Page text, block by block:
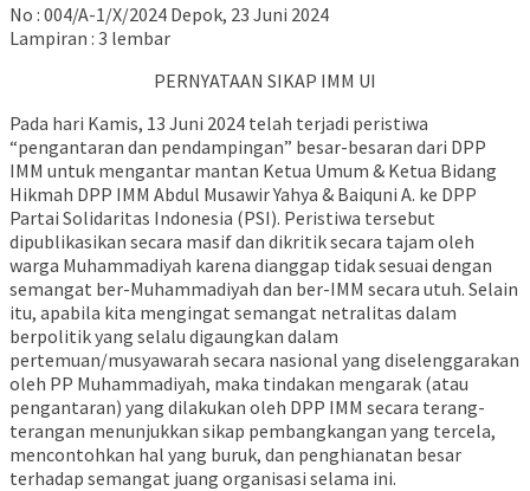
No : 004/A-1/X/2024 Depok, 23 Juni 2024
Lampiran : 3 lembar
PERNYATAAN SIKAP IMM UI
Pada hari Kamis, 13 Juni 2024 telah terjadi peristiwa
“pengantaran dan pendampingan” besar-besaran dari DPP
IMM untuk mengantar mantan Ketua Umum & Ketua Bidang
Hikmah DPP IMM Abdul Musawir Yahya & Baiquni A. ke DPP
Partai Solidaritas Indonesia (PSI). Peristiwa tersebut
dipublikasikan secara masif dan dikritik secara tajam oleh
warga Muhammadiyah karena dianggap tidak sesuai dengan
semangat ber-Muhammadiyah dan ber-IMM secara utuh. Selain
itu, apabila kita mengingat semangat netralitas dalam
berpolitik yang selalu digaungkan dalam
pertemuan/musyawarah secara nasional yang diselenggarakan
oleh PP Muhammadiyah, maka tindakan mengarak (atau
pengantaran) yang dilakukan oleh DPP IMM secara terang-
terangan menunjukkan sikap pembangkangan yang tercela,
mencontohkan hal yang buruk, dan penghianatan besar
terhadap semangat juang organisasi selama ini.